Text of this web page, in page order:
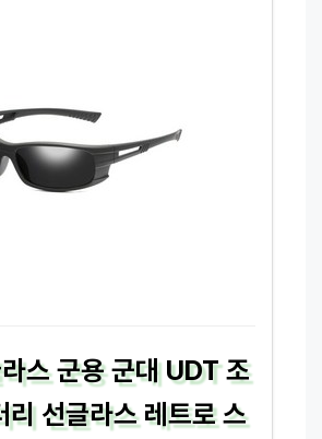
스 군용 군대 UDT 조
리 선글라스 레트로 스